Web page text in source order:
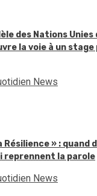
des Nations
la voie à un stage
News
Résilience » : quand
reprennent la parole
News